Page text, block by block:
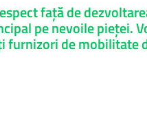
față de
pe nevoile pieței.
furnizori de mobilitate